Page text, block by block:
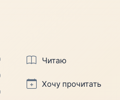
Читаю
Хочу прочитать